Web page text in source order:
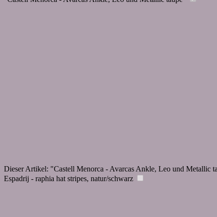
Dieser Artikel: "Castell Menorca - Avarcas Ankle, Leo und Metallic
Espadrij - raphia hat stripes, natur/schwarz